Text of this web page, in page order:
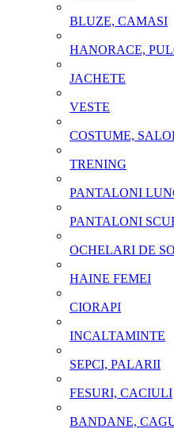
BLUZE, CAMASI
HANORACE,
JACHETE
VESTE
COSTUME,
TRENING
PANTALONI
PANTALONI
OCHELARI DE
HAINE FEMEI
CIORAPI
INCALTAMINTE
SEPCI, PALARII
FESURI, CACIULI
BANDANE,